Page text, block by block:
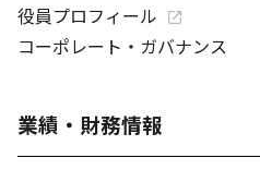
役員プロフィール
コーポレート・ガバナンス
業績・財務情報